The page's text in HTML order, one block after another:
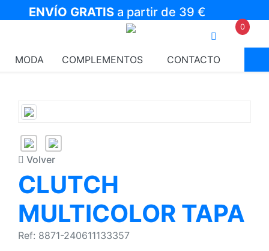
ENVÍO GRATIS a partir de 39 €
0
MODA COMPLEMENTOS CONTACTO
Volver
CLUTCH
MULTICOLOR TAPA
Ref: 8871-240611133357